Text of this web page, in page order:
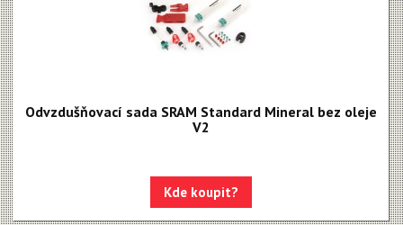
Odvzdušňovací sada SRAM Standard Mineral bez oleje
V2
Kde koupit?